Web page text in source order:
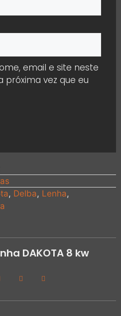
email e site neste
próxima vez que eu
, Delba, Lenha,
DAKOTA 8 kw